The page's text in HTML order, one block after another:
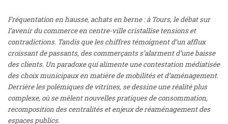
Fréquentation en hausse, achats en berne : à Tours, le débat sur
l’avenir du commerce en centre-ville cristallise tensions et
contradictions. Tandis que les chiffres témoignent d’un afflux
croissant de passants, des commerçants s’alarment d’une baisse
des clients. Un paradoxe qui alimente une contestation médiatisée
des choix municipaux en matière de mobilités et d’aménagement.
Derrière les polémiques de vitrines, se dessine une réalité plus
complexe, où se mêlent nouvelles pratiques de consommation,
recomposition des centralités et enjeux de réaménagement des
espaces publics.